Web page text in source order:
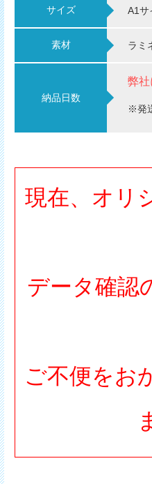
サイズ A1サ
素材 ラミ
納品日数
弊社
※発
現在、オリ
データ確認
ご不便をお